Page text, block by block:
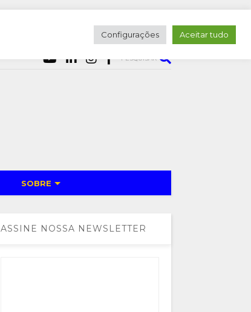
PESQUISAR
SOBRE
ASSINE NOSSA NEWSLETTER
Configurações Aceitar tudo